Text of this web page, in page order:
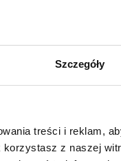
Szczegóły
treści i reklam,
z naszej